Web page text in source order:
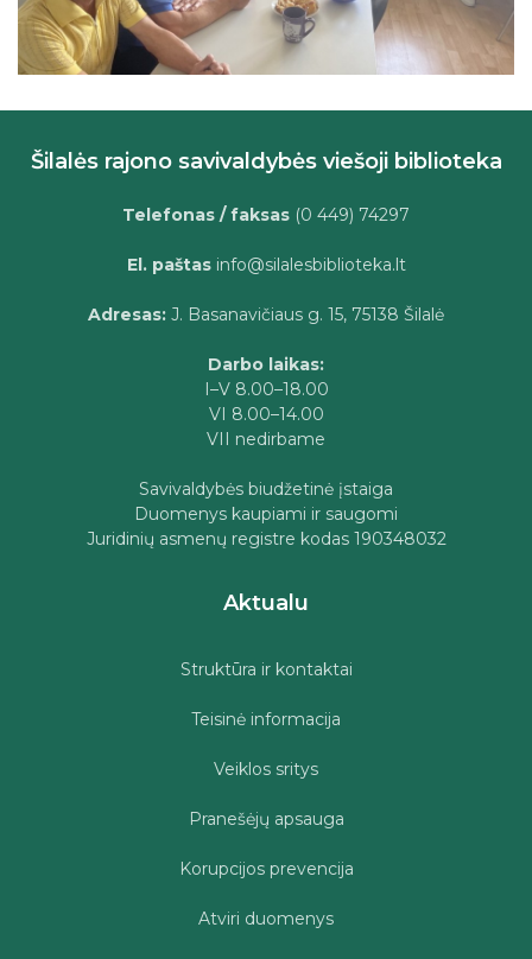
Šilalės rajono savivaldybės viešoji biblioteka
Telefonas / faksas (0 449) 74297
El. paštasinfo@silalesbiblioteka.lt
Adresas: J. Basanavičiaus g. 15, 75138 Šilalė
Darbo laikas:
I–V 8.00–18.00
VI 8.00–14.00
VII nedirbame
Savivaldybės biudžetinė įstaiga
Duomenys kaupiami ir saugomi
Juridinių asmenų registre kodas 190348032
Aktualu
Struktūra ir kontaktai
Teisinė informacija
Veiklos sritys
Pranešėjų apsauga
Korupcijos prevencija
Atviri duomenys